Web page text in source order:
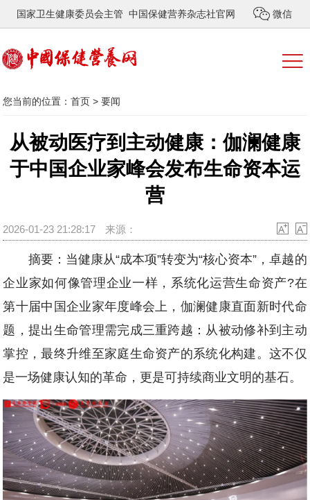
国家卫生健康委员会主管 中国保健营养杂志社官网 微信
您当前的位置：首页 >要闻
从被动医疗到主动健康：伽澜健康
于中国企业家峰会发布生命资本运
营
2026-01-23 21:28:17 来源：
摘要：当健康从“成本项”转变为“核心资本”，卓越的
企业家如何像管理企业一样，系统化运营生命资产?在
第十届中国企业家年度峰会上，伽澜健康直面新时代命
题，提出生命管理需完成三重跨越：从被动修补到主动
掌控，最终升维至家庭生命资产的系统化构建。这不仅
是一场健康认知的革命，更是可持续商业文明的基石。